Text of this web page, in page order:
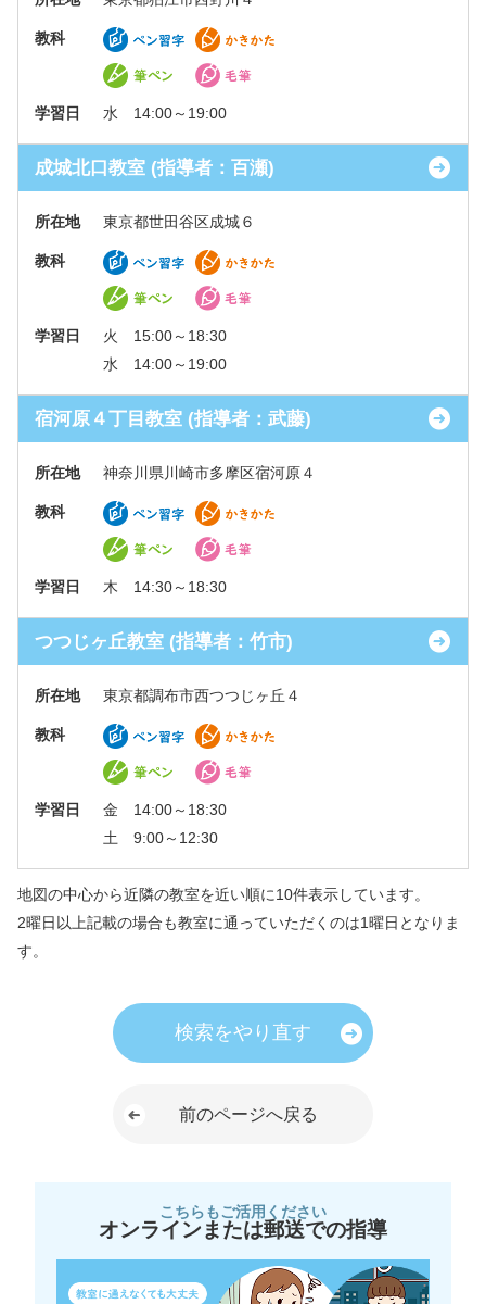
教科
学習日 水 14:00～19:00
成城北口教室 (指導者：百瀬)
所在地 東京都世田谷区成城６
教科
学習日
火 15:00～18:30
水 14:00～19:00
宿河原４丁目教室 (指導者：武藤)
所在地 神奈川県川崎市多摩区宿河原４
教科
学習日 木 14:30～18:30
つつじヶ丘教室 (指導者：竹市)
所在地 東京都調布市西つつじヶ丘４
教科
学習日
金 14:00～18:30
土 9:00～12:30
地図の中心から近隣の教室を近い順に10件表示しています。
2曜日以上記載の場合も教室に通っていただくのは1曜日となりま
す。
検索をやり直す
前のページへ戻る
こちらもご活用ください
オンラインまたは郵送での指導